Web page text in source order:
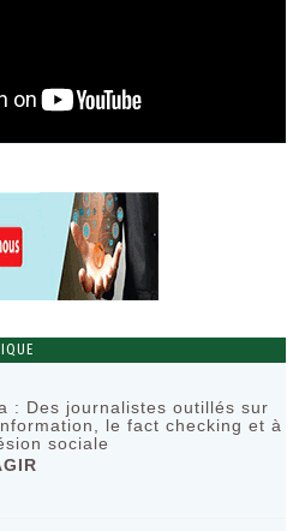
: Des journalistes outillés sur
le fact checking et à
sociale